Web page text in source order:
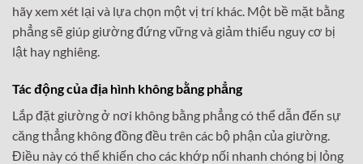
hãy xem xét lại và lựa chọn một vị trí khác. Một bề mặt bằng
phẳng sẽ giúp giường đứng vững và giảm thiểu nguy cơ bị
lật hay nghiêng.
Tác động của địa hình không bằng phẳng
Lắp đặt giường ở nơi không bằng phẳng có thể dẫn đến sự
căng thẳng không đồng đều trên các bộ phận của giường.
Điều này có thể khiến cho các khớp nối nhanh chóng bị lỏng